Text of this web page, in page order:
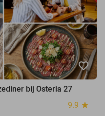
favorite_border
bij Osteria 27
9.9 star